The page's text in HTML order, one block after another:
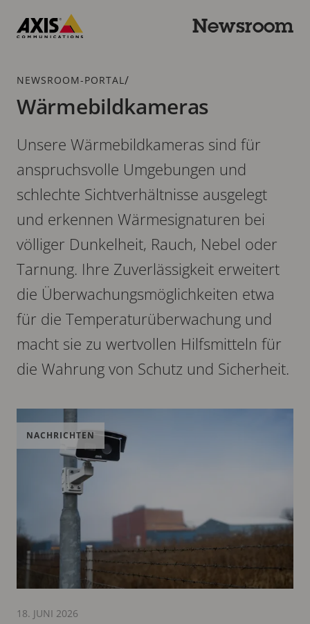
Hauptinhalt
springen
Newsroom
Breadcrumb
NEWSROOM-PORTAL /
Wärmebildkameras
Unsere Wärmebildkameras sind für
anspruchsvolle Umgebungen und
schlechte Sichtverhältnisse ausgelegt
und erkennen Wärmesignaturen bei
völliger Dunkelheit, Rauch, Nebel oder
Tarnung. Ihre Zuverlässigkeit erweitert
die Überwachungsmöglichkeiten etwa
für die Temperaturüberwachung und
macht sie zu wertvollen Hilfsmitteln für
die Wahrung von Schutz und Sicherheit.
NACHRICHTEN
18. JUNI 2026